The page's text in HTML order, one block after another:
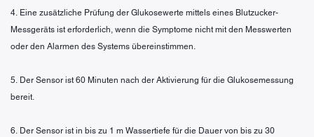
4. Eine zusätzliche Prüfung der Glukosewerte mittels eines Blutzucker-
Messgeräts ist erforderlich, wenn die Symptome nicht mit den Messwerten
oder den Alarmen des Systems übereinstimmen.
5. Der Sensor ist 60 Minuten nach der Aktivierung für die Glukosemessung
bereit.
6. Der Sensor ist in bis zu 1 m Wassertiefe für die Dauer von bis zu 30